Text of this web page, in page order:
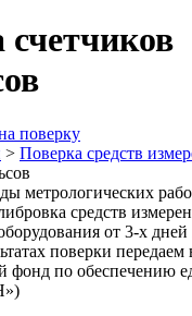
поверку
> Поверка средств
метрологических
средств
от 3-х дней
поверки
по обеспечению